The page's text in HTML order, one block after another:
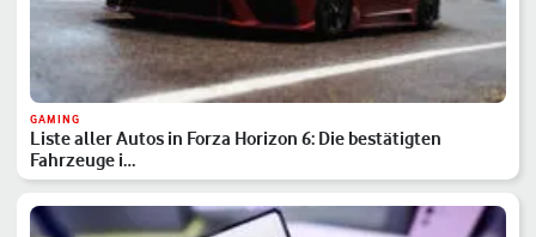
GAMING
Liste aller Autos in Forza Horizon 6: Die bestätigten
Fahrzeuge i…